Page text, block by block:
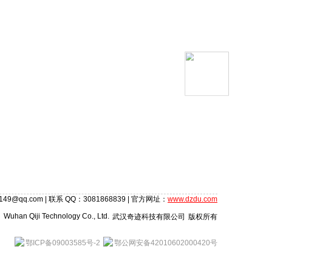
| 联系 QQ：3081868839 | 官方网址： www.dzdu.com
Wuhan Qiji Technology Co., Ltd. 武汉奇迹科技有限公司 版权所有
鄂ICP备09003585号-2 鄂公网安备42010602000420号